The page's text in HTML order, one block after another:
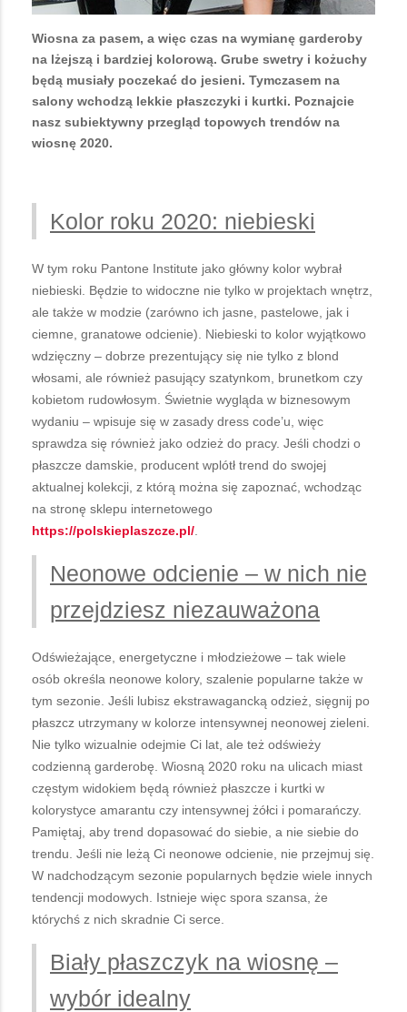
Wiosna za pasem, a więc czas na wymianę garderoby
na lżejszą i bardziej kolorową. Grube swetry i kożuchy
będą musiały poczekać do jesieni. Tymczasem na
salony wchodzą lekkie płaszczyki i kurtki. Poznajcie
nasz subiektywny przegląd topowych trendów na
wiosnę 2020.
Kolor roku 2020: niebieski
W tym roku Pantone Institute jako główny kolor wybrał
niebieski. Będzie to widoczne nie tylko w projektach wnętrz,
ale także w modzie (zarówno ich jasne, pastelowe, jak i
ciemne, granatowe odcienie). Niebieski to kolor wyjątkowo
wdzięczny – dobrze prezentujący się nie tylko z blond
włosami, ale również pasujący szatynkom, brunetkom czy
kobietom rudowłosym. Świetnie wygląda w biznesowym
wydaniu – wpisuje się w zasady dress code’u, więc
sprawdza się również jako odzież do pracy. Jeśli chodzi o
płaszcze damskie, producent wplótł trend do swojej
aktualnej kolekcji, z którą można się zapoznać, wchodząc
na stronę sklepu internetowego
https://polskieplaszcze.pl/
Neonowe odcienie – w nich nie
przejdziesz niezauważona
Odświeżające, energetyczne i młodzieżowe – tak wiele
osób określa neonowe kolory, szalenie popularne także w
tym sezonie. Jeśli lubisz ekstrawagancką odzież, sięgnij po
płaszcz utrzymany w kolorze intensywnej neonowej zieleni.
Nie tylko wizualnie odejmie Ci lat, ale też odświeży
codzienną garderobę. Wiosną 2020 roku na ulicach miast
częstym widokiem będą również płaszcze i kurtki w
kolorystyce amarantu czy intensywnej żółci i pomarańczy.
Pamiętaj, aby trend dopasować do siebie, a nie siebie do
trendu. Jeśli nie leżą Ci neonowe odcienie, nie przejmuj się.
W nadchodzącym sezonie popularnych będzie wiele innych
tendencji modowych. Istnieje więc spora szansa, że
którychś z nich skradnie Ci serce.
Biały płaszczyk na wiosnę –
wybór idealny